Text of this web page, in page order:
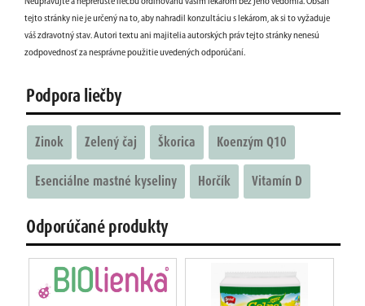
Neupravujte a neprerušte liečbu ordinovanú vaším lekárom bez jeho vedomia. Obsah
tejto stránky nie je určený na to, aby nahradil konzultáciu s lekárom, ak si to vyžaduje
váš zdravotný stav. Autori textu ani majitelia autorských práv tejto stránky nenesú
zodpovednosť za nesprávne použitie uvedených odporúčaní.
Podpora liečby
Zinok Zelený čaj Škorica Koenzým Q10
Esenciálne mastné kyseliny Horčík Vitamín D
Odporúčané produkty